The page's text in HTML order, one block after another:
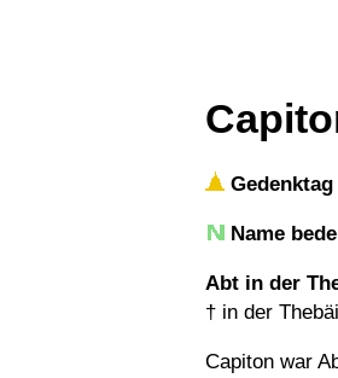
Name
Abt in der
† in der
Capiton war